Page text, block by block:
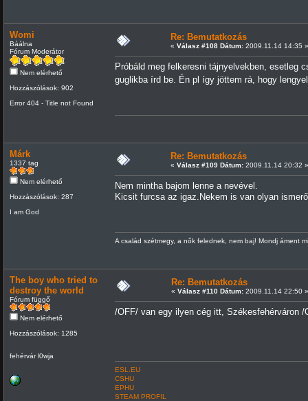
Womi
Báálna
Fórum Moderátor
Nem elérhető
Hozzászólások: 902
Error 404 - Title not Found
Re: Bemutatkozás
« Válasz #108 Dátum:2009.11.14 14:35 »
Próbáld meg felkeresni tájnyelvekben, esetleg
guglikba írd be. Én pl így jöttem rá, hogy
Márk
1337 tag
Nem elérhető
Hozzászólások: 287
I am God
Re: Bemutatkozás
« Válasz #109 Dátum:2009.11.14 20:32 »
Nem mintha bajom lenne a nevével.
Kicsit furcsa az igaz.Nekem is van olyan
A család szétmegy, a nők felednek, nem baj! Mondj áment
The boy who tried to
destroy the world
Fórum függő
Nem elérhető
Hozzászólások: 1285
fehérvár l0wja
Re: Bemutatkozás
« Válasz #110 Dátum:2009.11.14 22:50 »
/OFF/ van egy ilyen cég itt, Székesfehérváron /
ESL.EU
CSHU
EPHU
STEAM PROFIL